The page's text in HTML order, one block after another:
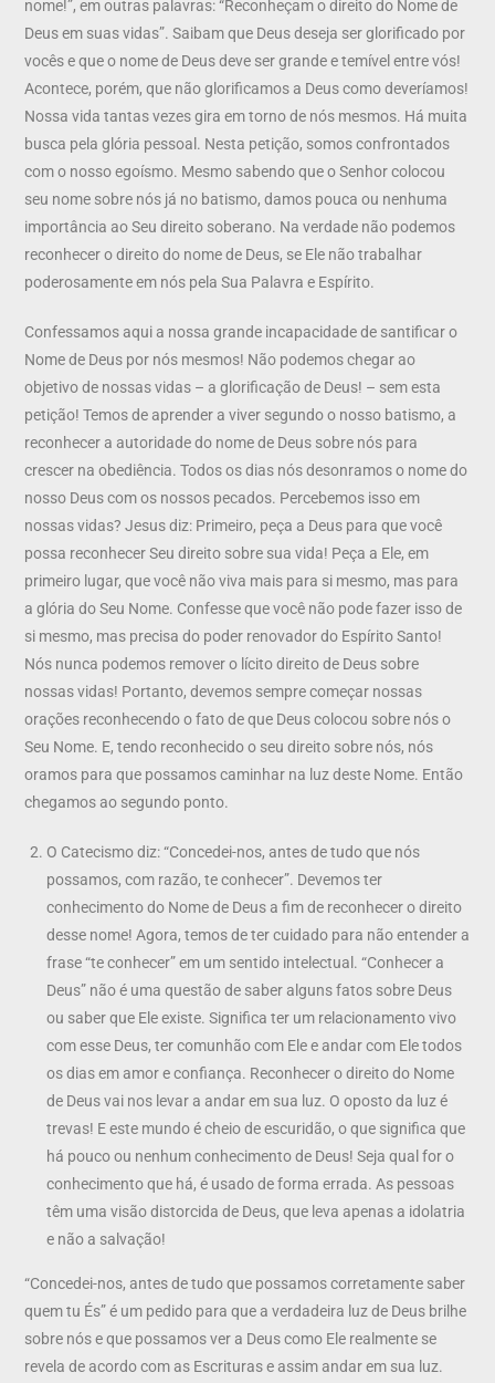
nome!”, em outras palavras: “Reconheçam o direito do Nome de
Deus em suas vidas”. Saibam que Deus deseja ser glorificado por
vocês e que o nome de Deus deve ser grande e temível entre vós!
Acontece, porém, que não glorificamos a Deus como deveríamos!
Nossa vida tantas vezes gira em torno de nós mesmos. Há muita
busca pela glória pessoal. Nesta petição, somos confrontados
com o nosso egoísmo. Mesmo sabendo que o Senhor colocou
seu nome sobre nós já no batismo, damos pouca ou nenhuma
importância ao Seu direito soberano. Na verdade não podemos
reconhecer o direito do nome de Deus, se Ele não trabalhar
poderosamente em nós pela Sua Palavra e Espírito.
Confessamos aqui a nossa grande incapacidade de santificar o
Nome de Deus por nós mesmos! Não podemos chegar ao
objetivo de nossas vidas – a glorificação de Deus! – sem esta
petição! Temos de aprender a viver segundo o nosso batismo, a
reconhecer a autoridade do nome de Deus sobre nós para
crescer na obediência. Todos os dias nós desonramos o nome do
nosso Deus com os nossos pecados. Percebemos isso em
nossas vidas? Jesus diz: Primeiro, peça a Deus para que você
possa reconhecer Seu direito sobre sua vida! Peça a Ele, em
primeiro lugar, que você não viva mais para si mesmo, mas para
a glória do Seu Nome. Confesse que você não pode fazer isso de
si mesmo, mas precisa do poder renovador do Espírito Santo!
Nós nunca podemos remover o lícito direito de Deus sobre
nossas vidas! Portanto, devemos sempre começar nossas
orações reconhecendo o fato de que Deus colocou sobre nós o
Seu Nome. E, tendo reconhecido o seu direito sobre nós, nós
oramos para que possamos caminhar na luz deste Nome. Então
chegamos ao segundo ponto.
O Catecismo diz: “Concedei-nos, antes de tudo que nós
possamos, com razão, te conhecer”. Devemos ter
conhecimento do Nome de Deus a fim de reconhecer o direito
desse nome! Agora, temos de ter cuidado para não entender a
frase “te conhecer” em um sentido intelectual. “Conhecer a
Deus” não é uma questão de saber alguns fatos sobre Deus
ou saber que Ele existe. Significa ter um relacionamento vivo
com esse Deus, ter comunhão com Ele e andar com Ele todos
os dias em amor e confiança. Reconhecer o direito do Nome
de Deus vai nos levar a andar em sua luz. O oposto da luz é
trevas! E este mundo é cheio de escuridão, o que significa que
há pouco ou nenhum conhecimento de Deus! Seja qual for o
conhecimento que há, é usado de forma errada. As pessoas
têm uma visão distorcida de Deus, que leva apenas a idolatria
e não a salvação!
“Concedei-nos, antes de tudo que possamos corretamente saber
quem tu És” é um pedido para que a verdadeira luz de Deus brilhe
sobre nós e que possamos ver a Deus como Ele realmente se
revela de acordo com as Escrituras e assim andar em sua luz.